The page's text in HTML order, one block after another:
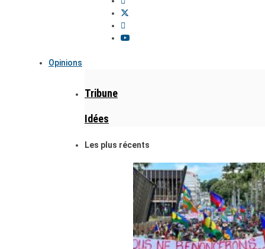
Opinions
Tribune
Idées
Les plus récents